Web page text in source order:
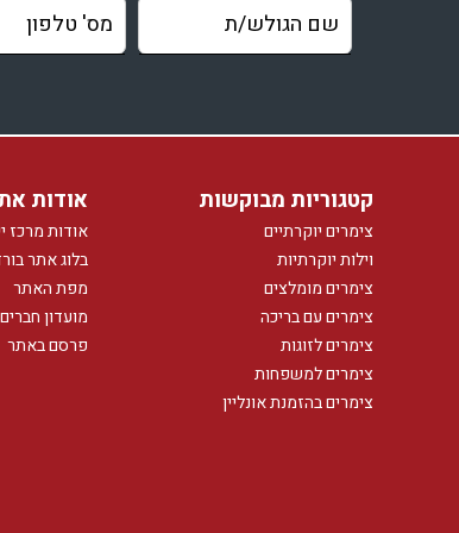
קטגוריות מבוקשות
צימרים יוקרתיים
וילות יוקרתיות
צימרים מומלצים
צימרים עם בריכה
צימרים לזוגות
צימרים למשפחות
צימרים בהזמנת אונליין
אודות
אודות מרכז
בלוג אתר
מפת האתר
מועדון חברים
פרסם באתר